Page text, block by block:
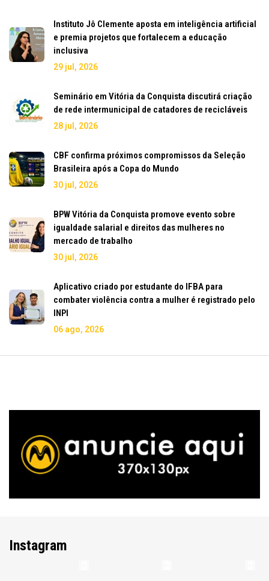
Instituto Jô Clemente aposta em inteligência artificial
e premia projetos que fortalecem a educação
inclusiva
29 jul, 2026
Seminário em Vitória da Conquista discutirá criação
de rede intermunicipal de catadores de recicláveis
28 jul, 2026
CBF confirma próximos compromissos da Seleção
Brasileira após a Copa do Mundo
30 jul, 2026
BPW Vitória da Conquista promove evento sobre
igualdade salarial e direitos das mulheres no
mercado de trabalho
30 jul, 2026
Aplicativo criado por estudante do IFBA para
combater violência contra a mulher é registrado pelo
INPI
06 ago, 2026
Instagram